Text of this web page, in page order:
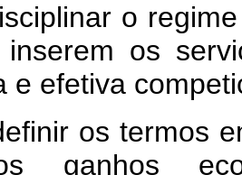
o regime
os
e efetiva
os termos em
ganhos